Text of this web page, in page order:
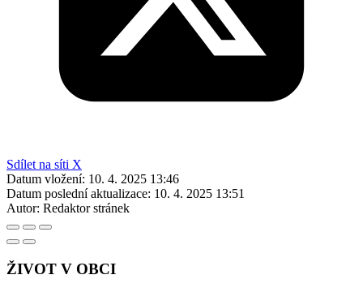
Sdílet na síti X
Datum vložení: 10. 4. 2025 13:46
Datum poslední aktualizace: 10. 4. 2025 13:51
Autor: Redaktor stránek
ŽIVOT V OBCI